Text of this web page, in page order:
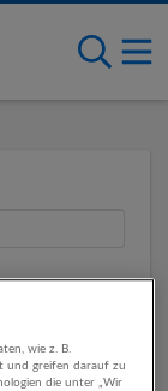
wie z. B.
und greifen darauf zu
die unter „Wir